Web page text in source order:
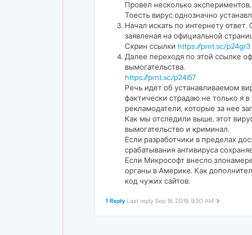
Провел несколько
Тоесть вирус однозначно
Начал искать по интернету
заявленая на официальной
Скрин ссылки https://prnt.sc/p24gr3
Далее переходя по этой ссылке
вымогательства.
https://prnt.sc/p24i57
Речь идет об устанавливаемом
фактически страдаю не только я
рекламодатели, которые за нее
Как мы отследили выше, этот
вымогательство и криминал.
Если разработчики в пределах
срабатывания антивируса
Если Микрософт внесло
органы в Америке. Как
код чужих сайтов.
1 Reply Last reply Sep 18, 2019, 9:30 AM